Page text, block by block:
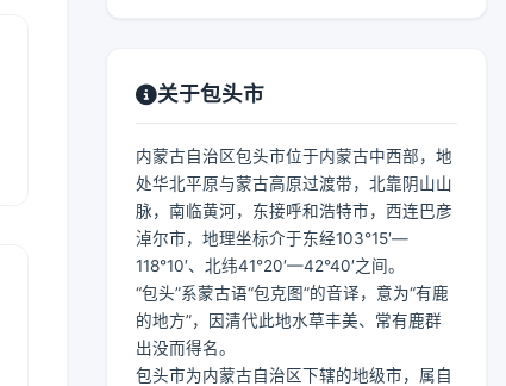
关于包头市
内蒙古自治区包头市位于内蒙古中西部，地
处华北平原与蒙古高原过渡带，北靠阴山山
脉，南临黄河，东接呼和浩特市，西连巴彦
淖尔市，地理坐标介于东经103°15′—
118°10′、北纬41°20′—42°40′之间。
“包头”系蒙古语“包克图”的音译，意为“有鹿
的地方”，因清代此地水草丰美、常有鹿群
出没而得名。
包头市为内蒙古自治区下辖的地级市，属自